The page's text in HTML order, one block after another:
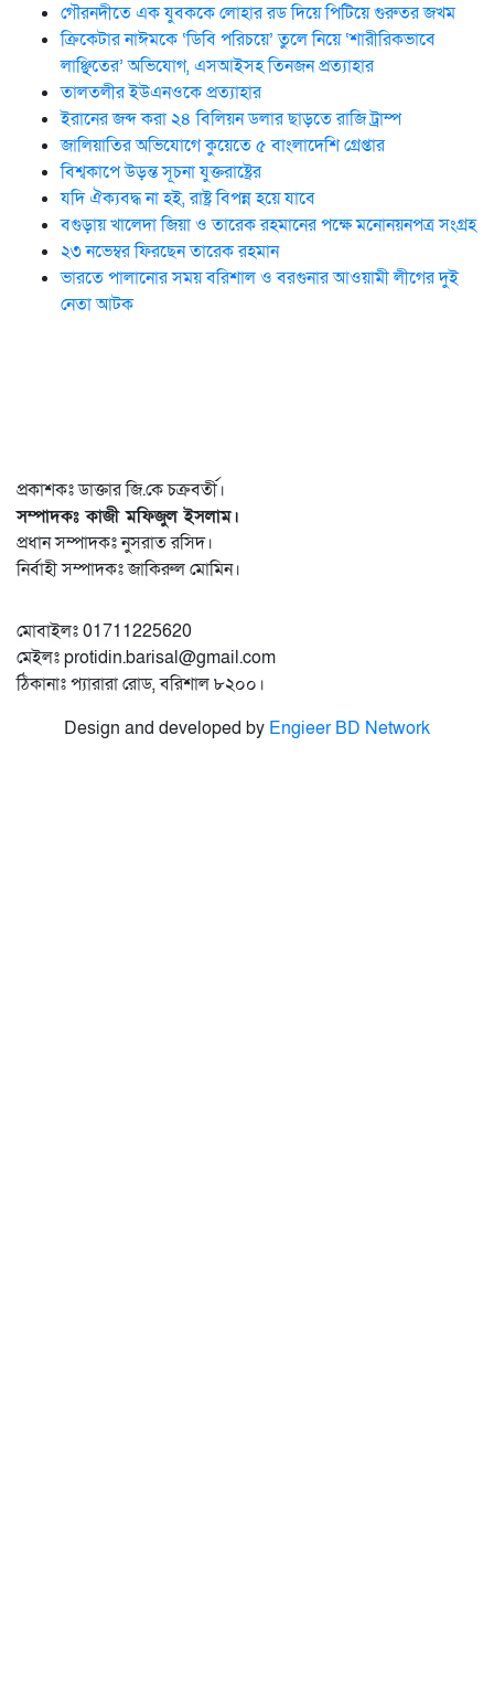
গৌরনদীতে এক যুবককে লোহার রড দিয়ে পিটিয়ে গুরুতর জখম
ক্রিকেটার নাঈমকে ‘ডিবি পরিচয়ে’ তুলে নিয়ে ‘শারীরিকভাবে
লাঞ্ছিতের’ অভিযোগ, এসআইসহ তিনজন প্রত্যাহার
তালতলীর ইউএনওকে প্রত্যাহার
ইরানের জব্দ করা ২৪ বিলিয়ন ডলার ছাড়তে রাজি ট্রাম্প
জালিয়াতির অভিযোগে কুয়েতে ৫ বাংলাদেশি গ্রেপ্তার
বিশ্বকাপে উড়ন্ত সূচনা যুক্তরাষ্ট্রের
যদি ঐক্যবদ্ধ না হই, রাষ্ট্র বিপন্ন হয়ে যাবে
বগুড়ায় খালেদা জিয়া ও তারেক রহমানের পক্ষে মনোনয়নপত্র সংগ্রহ
২৩ নভেম্বর ফিরছেন তারেক রহমান
ভারতে পালানোর সময় ব‌রিশাল ও বরগুনার আওয়ামী লীগের দুই
নেতা আটক
প্রকাশকঃ ডাক্তার জি.কে চক্রবর্তী।
সম্পাদকঃ কাজী মফিজুল ইসলাম।
প্রধান সম্পাদকঃ নুসরাত রসিদ।
নির্বাহী সম্পাদকঃ জাকিরুল মোমিন।
মোবাইলঃ 01711225620
মেইলঃ protidin.barisal@gmail.com
ঠিকানাঃ প্যারারা রোড, বরিশাল ৮২০০।
Design and developed by Engieer BD Network